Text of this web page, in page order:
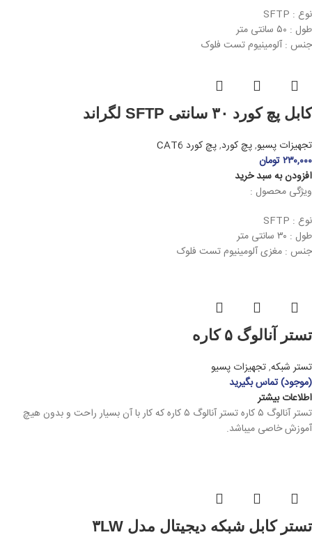
نوع : SFTP
طول : ۵۰ سانتی متر
جنس : آلومینیوم تست فلوک
کابل پچ کورد ۳۰ سانتی SFTP لگراند
تجهیزات پسیو,پچ کورد,پچ کورد CAT6
۲۳۰,۰۰۰تومان
افزودن به سبد خرید
ویژگی محصول :
نوع : SFTP
طول : ۳۰ سانتی متر
جنس : مغزی آلومینیوم تست فلوک
تستر آنالوگ ۵ کاره
تستر شبکه,تجهیزات پسیو
(موجود) تماس بگیرید
اطلاعات بیشتر
تستر آنالوگ ۵ کاره تستر آنالوگ ۵ کاره که کار با آن بسیار راحت و بدون هیچ
آموزش خاصی میباشد.
تستر کابل شبکه دیجیتال مدل ۳LW